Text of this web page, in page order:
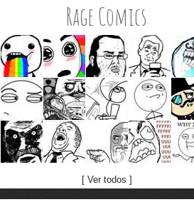
Rage Comics
[ Ver todos ]